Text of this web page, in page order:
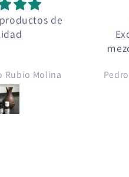
Glicerina
Excelente
mezclar con
para cigarro
crear líquidos